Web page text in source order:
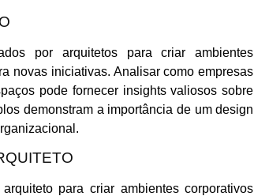
por arquitetos para criar ambientes
novas iniciativas. Analisar como empresas
pode fornecer insights valiosos sobre
demonstram a importância de um design
para criar ambientes corporativos